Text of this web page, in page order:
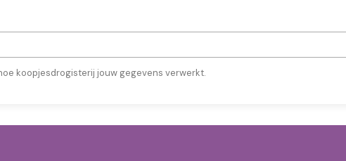
koopjesdrogisterij jouw gegevens verwerkt.